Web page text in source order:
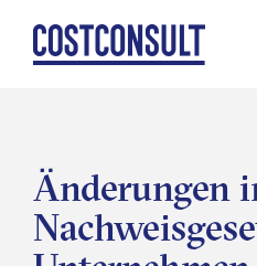
Zum
Inhalt
Änderungen